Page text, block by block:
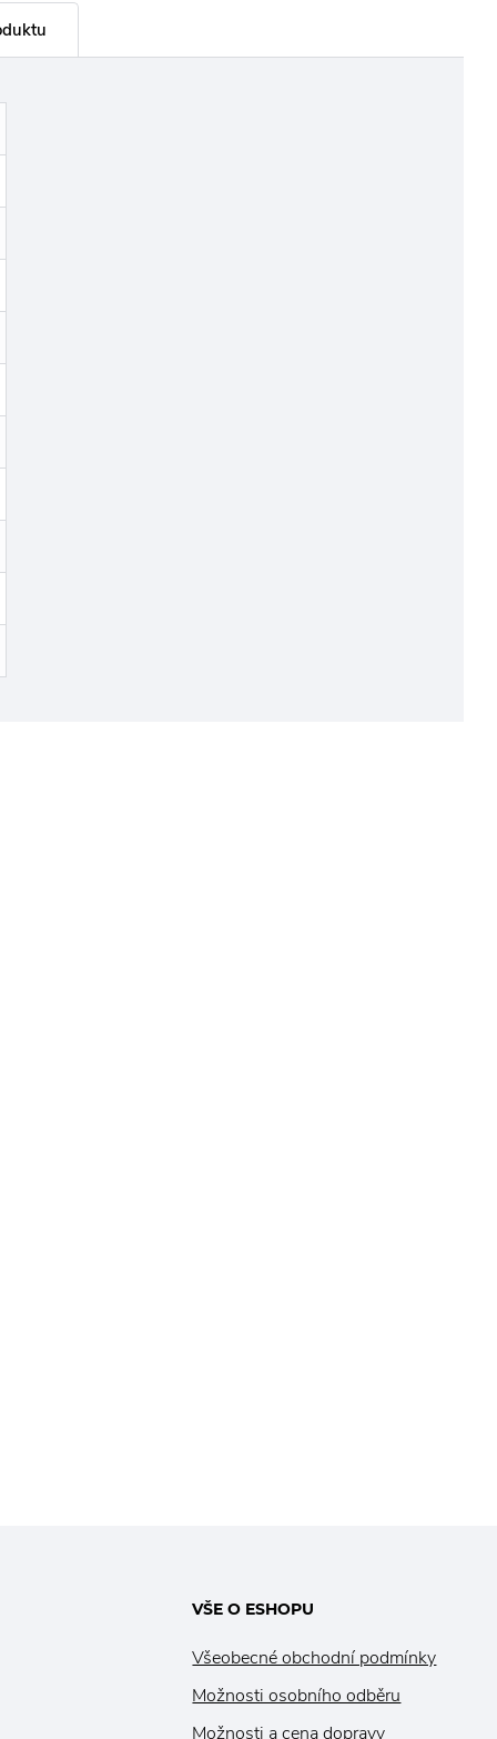
VŠE O ESHOPU
Všeobecné obchodní podmínky
Možnosti osobního odběru
Možnosti a cena dopravy